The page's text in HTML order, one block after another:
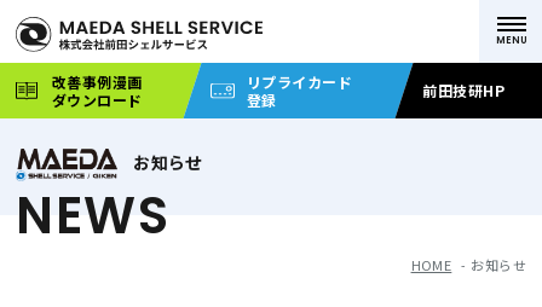
改善事例漫画
ダウンロード
リプライカード
登録
前田技研HP
お知らせ
NEWS
HOME お知らせ